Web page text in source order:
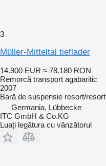
3
Müller-Mitteltal tieflader
14.900 EUR ≈ 78.180 RON
Remorcă transport agabaritic
2007
Bară de suspensie resort/resort
Germania, Lübbecke
ITC GmbH & Co.KG
Luați legătura cu vânzătorul